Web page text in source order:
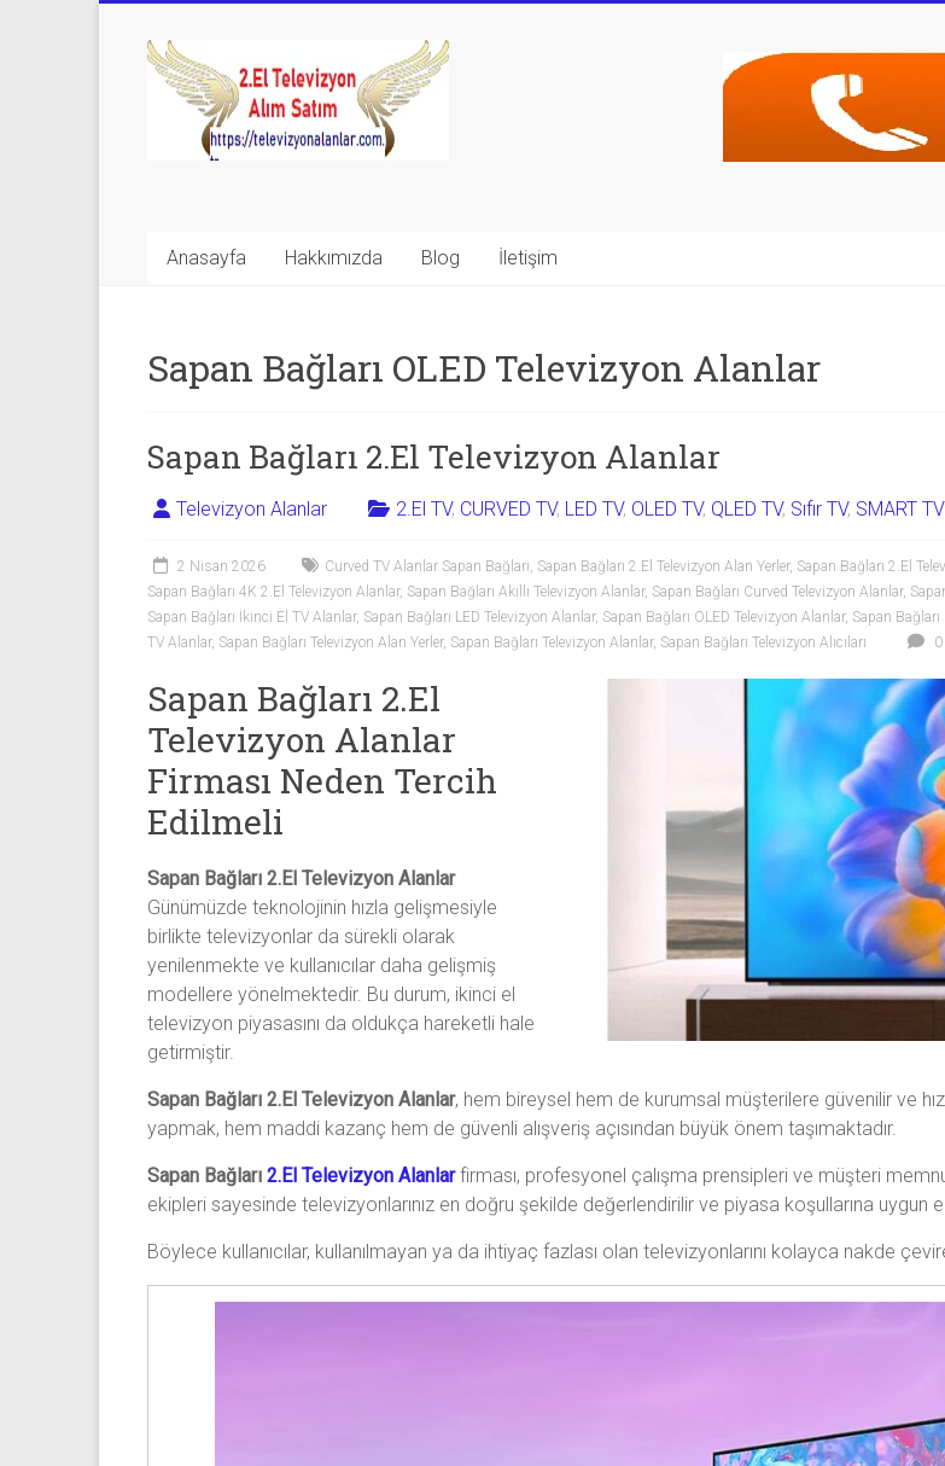
contentTelevizyon
Alanlar
Televizyon
|
TV
Alanlar
İkinci
El
Sıfır
Televizyon
Alanlar ile
iletişim
2.
el
televizyonlarınızı
hemen
bize
satarak
nakit
ödeme
alabilirsiniz.
TV
alanlar
adresten
alım
Anasayfa Hakkımızda Blog İletişim
Sapan Bağları OLED Televizyon Alanlar
Sapan Bağları 2.El Televizyon Alanlar
Televizyon Alanlar 2.El TV, CURVED TV, LED TV, OLED TV, QLED TV, Sıfır TV, SMART TV
2 Nisan 2026 Curved TV Alanlar Sapan Bağları, Sapan Bağları 2.El Televizyon Alan Yerler, Sapan Bağları 2.El
Sapan Bağları 4K 2.El Televizyon Alanlar, Sapan Bağları Akıllı Televizyon Alanlar, Sapan Bağları Curved Televizyon Alanlar,
Sapan Bağları İkinci El TV Alanlar, Sapan Bağları LED Televizyon Alanlar, Sapan Bağları OLED Televizyon Alanlar, Sapan
TV Alanlar, Sapan Bağları Televizyon Alan Yerler, Sapan Bağları Televizyon Alanlar, Sapan Bağları Televizyon Alıcıları
Sapan Bağları 2.El
Televizyon Alanlar
Firması Neden Tercih
Edilmeli
Sapan Bağları 2.El Televizyon Alanlar
Günümüzde teknolojinin hızla gelişmesiyle
birlikte televizyonlar da sürekli olarak
yenilenmekte ve kullanıcılar daha gelişmiş
modellere yönelmektedir. Bu durum, ikinci el
televizyon piyasasını da oldukça hareketli hale
getirmiştir.
Sapan Bağları 2.El Televizyon Alanlar, hem bireysel hem de kurumsal müşterilere güvenilir ve
yapmak, hem maddi kazanç hem de güvenli alışveriş açısından büyük önem taşımaktadır.
Sapan Bağları 2.El Televizyon Alanlarfirması, profesyonel çalışma prensipleri ve müşteri
ekipleri sayesinde televizyonlarınız en doğru şekilde değerlendirilir ve piyasa koşullarına uygun
Böylece kullanıcılar, kullanılmayan ya da ihtiyaç fazlası olan televizyonlarını kolayca nakde